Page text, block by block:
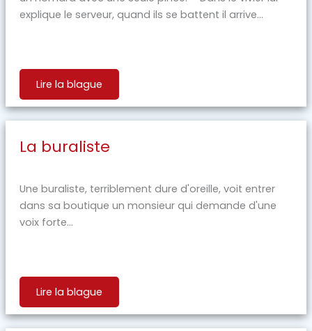
explique le serveur, quand ils se battent il arrive...
Lire la blague
La buraliste
Une buraliste, terriblement dure d'oreille, voit entrer
dans sa boutique un monsieur qui demande d'une
voix forte...
Lire la blague